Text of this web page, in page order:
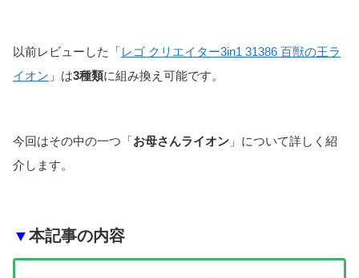
以前レビューした「レゴ クリエイター3in1 31386 百獣の王ラ
イオン 」は3種類に組み換え可能です。
今回はその中の一つ「お母さんライオン 」について詳しく紹
介します。
▼本記事の内容